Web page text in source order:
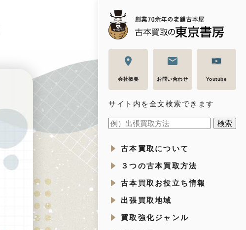
会社概要 お問い合わせ Youtube
サイト内を全文検索できます
古本買取について
３つの古本買取方法
古本買取お役立ち情報
出張買取地域
買取強化ジャンル